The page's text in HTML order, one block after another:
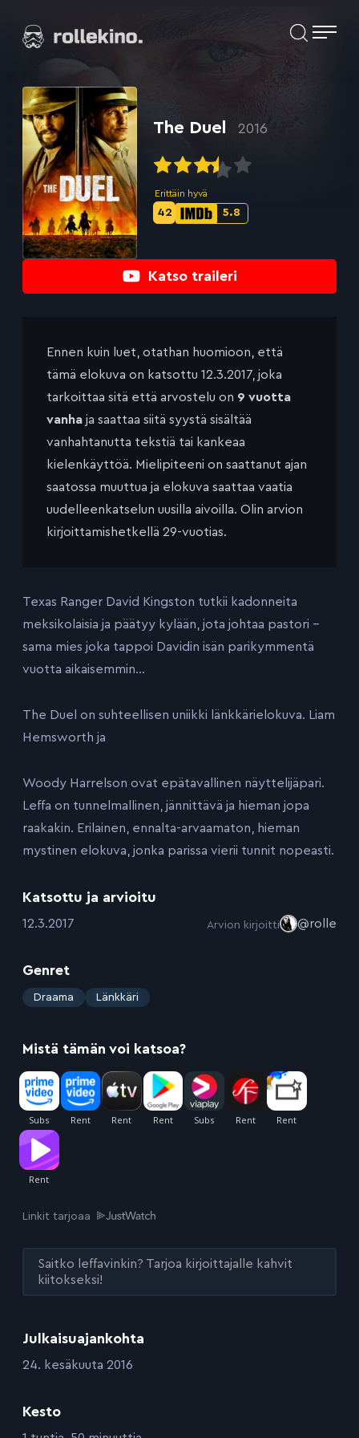
suoraan
sisältöön
Elokuvat ja elokuva-arviot | Rollekino.fi
Fiilistelyä
jälkeen.
Katso traileri
The Duel 2016
Erittäin hyvä
IMDb-
5.8
Metascore-
42
Julkaisuajankohta
:24. kesäkuuta 2016
Kesto
Ennen kuin luet, otathan huomioon, että
tämä elokuva on katsottu 12.3.2017, joka
tarkoittaa sitä että arvostelu on 9 vuotta
vanha ja saattaa siitä syystä sisältää
vanhahtanutta tekstiä tai kankeaa
kielenkäyttöä. Mielipiteeni on saattanut ajan
saatossa muuttua ja elokuva saattaa vaatia
uudelleenkatselun uusilla aivoilla. Olin arvion
kirjoittamishetkellä 29-vuotias.
Texas Ranger David Kingston tutkii kadonneita
meksikolaisia ja päätyy kylään, jota johtaa pastori –
sama mies joka tappoi Davidin isän parikymmentä
vuotta aikaisemmin…
The Duel on suhteellisen uniikki länkkärielokuva. Liam
Hemsworth ja
Woody Harrelson ovat epätavallinen näyttelijäpari.
Leffa on tunnelmallinen, jännittävä ja hieman jopa
raakakin. Erilainen, ennalta-arvaamaton, hieman
mystinen elokuva, jonka parissa vierii tunnit nopeasti.
Katsottu ja arvioitu
:12.3.2017 Arvion kirjoitti @rolle
Genret
: Draama Länkkäri
Mistä tämän voi katsoa?
Linkit tarjoaa
Saitko leffavinkin? Tarjoa kirjoittajalle kahvit
kiitokseksi!